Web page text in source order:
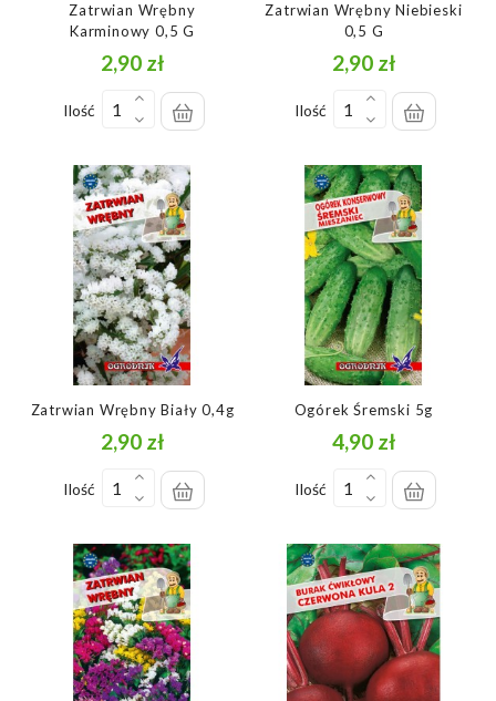
Zatrwian Wrębny
Karminowy 0,5 G
2,90 złCena
Ilość
Zatrwian Wrębny Niebieski
0,5 G
2,90 złCena
Ilość
Zatrwian Wrębny Biały 0,4g
2,90 złCena
Ilość
Ogórek Śremski 5g
4,90 złCena
Ilość